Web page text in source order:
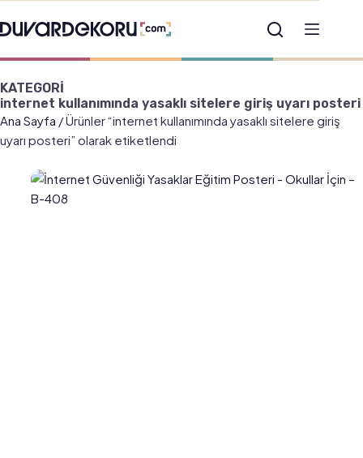
KATEGORİ
internet kullanımında yasaklı sitelere giriş uyarı posteri
Ana Sayfa / Ürünler “internet kullanımında yasaklı sitelere giriş
uyarı posteri” olarak etiketlendi